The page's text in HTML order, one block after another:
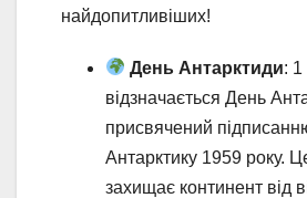
найдопитливіших!
День Антарктиди: 1
відзначається День
присвячений
Антарктику 1959 року.
захищає континент від